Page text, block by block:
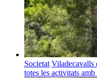
Societat Viladecavalls
totes les activitats